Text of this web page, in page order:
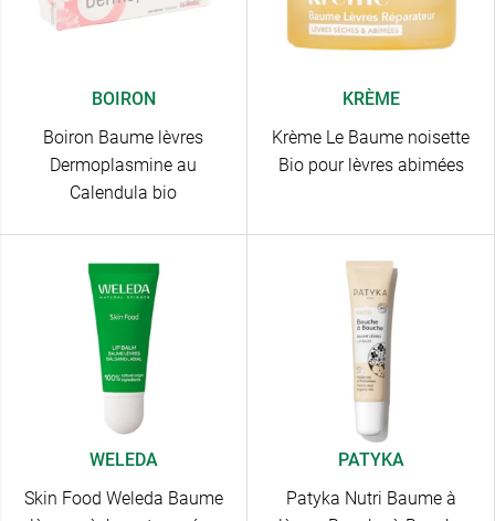
BOIRON
Boiron Baume lèvres
Dermoplasmine au
Calendula bio
KRÈME
Krème Le Baume noisette
Bio pour lèvres abimées
WELEDA
Skin Food Weleda Baume
PATYKA
Patyka Nutri Baume à